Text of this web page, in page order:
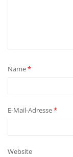
Name*
E-Mail-Adresse*
Website